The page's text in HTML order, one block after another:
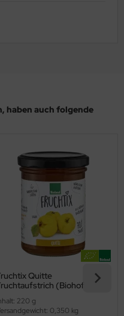
haben auch folgende
Quitte
(Biohof
220 g
0,350 kg